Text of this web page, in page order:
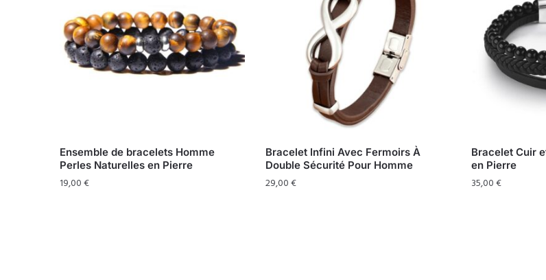
Ensemble de bracelets Homme
Perles Naturelles en Pierre
19,00€
Bracelet Infini Avec Fermoirs À
Double Sécurité Pour Homme
29,00€
Bracelet Cuir
en Pierre
35,00€